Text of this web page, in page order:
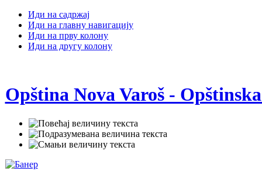
Иди на садржај
Иди на главну навигацију
Иди на прву колону
Иди на другу колону
Opština Nova Varoš -